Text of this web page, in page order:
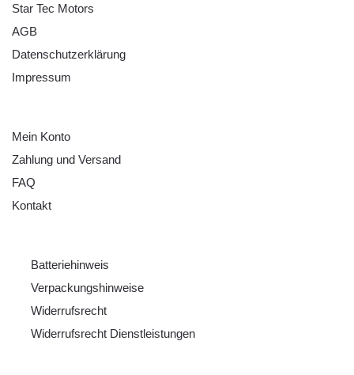
Star Tec Motors
AGB
Datenschutzerklärung
Impressum
Mein Konto
Zahlung und Versand
FAQ
Kontakt
Batteriehinweis
Verpackungshinweise
Widerrufsrecht
Widerrufsrecht Dienstleistungen